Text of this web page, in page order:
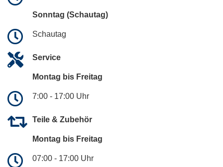
Sonntag (Schautag)
Schautag
Service
Montag bis Freitag
7:00 - 17:00 Uhr
Teile & Zubehör
Montag bis Freitag
07:00 - 17:00 Uhr